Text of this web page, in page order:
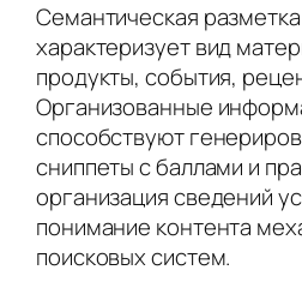
Семантическая
характеризует вид
продукты, события,
Организованные
способствуют
сниппеты с баллами и
организация сведений
понимание контента
поисковых систем.